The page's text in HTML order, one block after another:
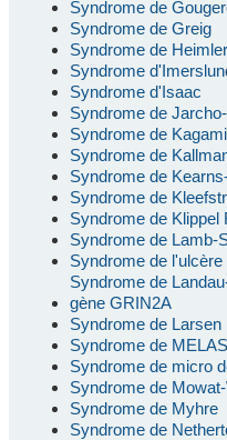
Syndrome de
Syndrome de Greig
Syndrome de Heimler
Syndrome
Syndrome d'Isaac
Syndrome de
Syndrome de
Syndrome de
Syndrome de
Syndrome de
Syndrome de Klippel
Syndrome de Lamb-
Syndrome de
Syndrome de
gène GRIN2A
Syndrome de Larsen
Syndrome de MELAS
Syndrome de micro
Syndrome de
Syndrome de Myhre
Syndrome de